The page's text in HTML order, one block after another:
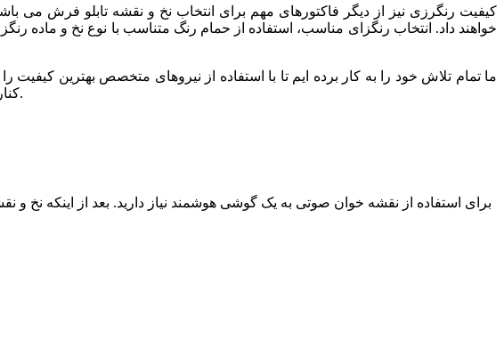
کیفیت رنگرزی نیز از دیگر فاکتورهای مهم برای انتخاب نخ و نقشه تابلو فرش
خواهند داد. انتخاب رنگزای مناسب، استفاده از حمام رنگ متناسب با نوع نخ و ماده
کنار شما خواهیم بود. شما می توانید پس از اتمام کار بافت، برای مرحله شور و پرداخت تابلو فرش خود نیز با ما تماس بگیرید.
برای استفاده از نقشه خوان صوتی به یک گوشی هوشمند نیاز دارید. بعد از اینکه نخ و